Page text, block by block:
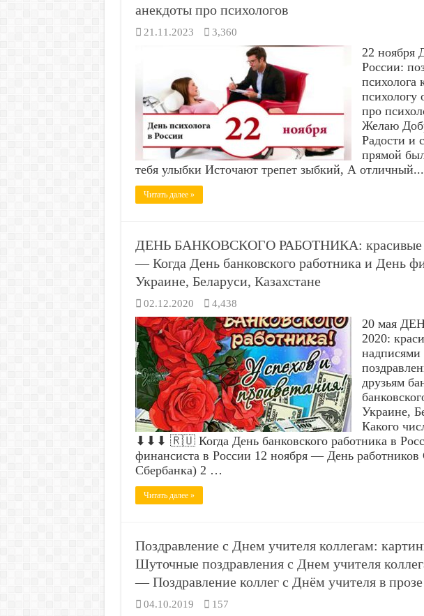
анекдоты про психологов
21.11.2023 3,360
22
России:
психолога
психологу
про
Желаю
Радости и
прямой
тебя улыбки Источают трепет зыбкий, А отличный...
Читать далее »
ДЕНЬ БАНКОВСКОГО РАБОТНИКА: красивые
— Когда День банковского работника и День
Украине, Беларуси, Казахстане
02.12.2020 4,438
20 мая
2020:
друзьям
Украине,
Какого
⬇⬇⬇ 🇷🇺 Когда День банковского работника в
финансиста в России 12 ноября — День работников
Сбербанка) 2 …
Читать далее »
Поздравление с Днем учителя коллегам:
Шуточные поздравления с Днем учителя
— Поздравление коллег с Днём учителя в прозе
04.10.2019 157